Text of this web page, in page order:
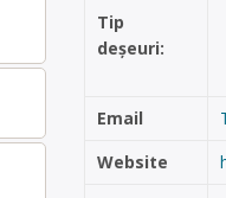
Tip
deșeuri:
Email
Website